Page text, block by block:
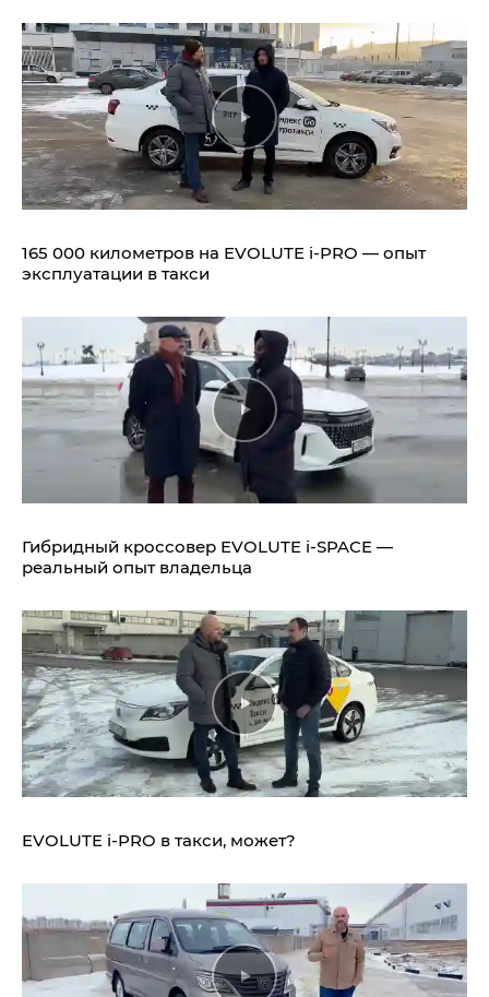
165 000 километров на EVOLUTE i‑PRO — опыт
эксплуатации в такси
Гибридный кроссовер EVOLUTE i‑SPACE —
реальный опыт владельца
EVOLUTE i‑PRO в такси, может?